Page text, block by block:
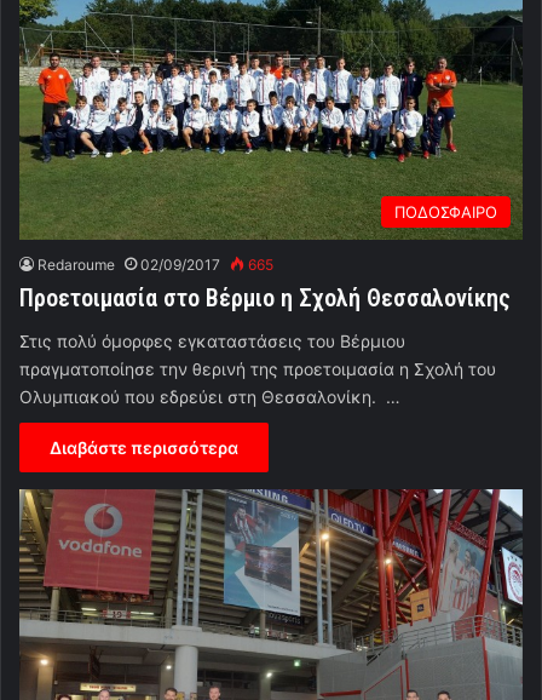
ΠΟΔΟΣΦΑΙΡΟ
Redaroume 02/09/2017 665
Προετοιμασία στο Βέρμιο η Σχολή Θεσσαλονίκης
Στις πολύ όμορφες εγκαταστάσεις του Βέρμιου
πραγματοποίησε την θερινή της προετοιμασία η Σχολή του
Ολυμπιακού που εδρεύει στη Θεσσαλονίκη. …
Διαβάστε περισσότερα